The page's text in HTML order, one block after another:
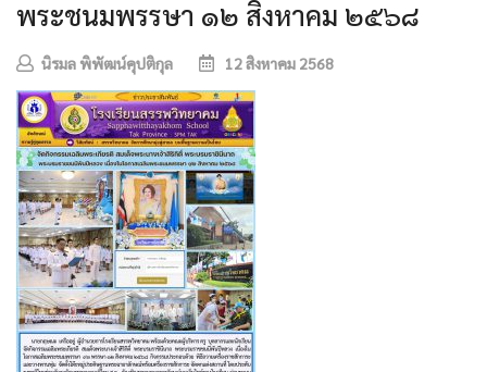
พระชนมพรรษา ๑๒ สิงหาคม ๒๕๖๘
นิรมล พิพัฒน์คุปติกุล 12 สิงหาคม 2568